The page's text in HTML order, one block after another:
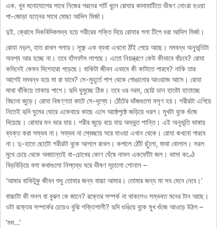
এক. খুব মনোযোগের সাথে নিজের পরনের শার্ট খুলে রোযার কাদামাটিতে ভীষণ নোংরা হওয়া
পা-জোড়া যত্নের সাথে মোছা আদিল মির্জা।
দুই. ক্রোধে দিকবিদিকশুন্য হয়ে শরীরের শক্তি দিয়ে রোযার গলা টিপে ধরা আদিল মির্জা।
রোযা নড়ল, হাত রাখল গলায়। সূক্ষ্ণ এক ব্যথা এখনো ঠাঁই পেয়ে আছে। দমবন্ধ অনুভূতিটা
অবশ্য আর হচ্ছে না। তবে হাঁসফাঁস লাগছে। এতো নিয়ন্ত্রণে কেউ কীভাবে বাঁচবে? রোযা
কদিনেই কেমন দিশেহারা পড়েছে। বাকিটা জীবন এভাবে কী কাটাতে পারবে? নাকি তার
আগেই দমবন্ধ হয়ে মা রা যাবে? সে-মুহূর্তে পাশ থেকে গোঙানোর আওয়াজ আসে। রোযা
মাথা বাঁকিয়ে তাকায় পাশে। হৃদি ঘুমুচ্ছে ঠিক। তবে ওর নরম, ছোট্ট ডান হাতটা হাতাচ্ছে
বিছানা জুড়ে। রোযা বিষণ্ণতা কাটে সে-দৃশ্যে। ঠোঁটের ভাঁজগুলো মসৃণ হয়। শরীরটা এগিয়ে
নিতেই হৃদি ঘুমের ঘোরে একেবারে কাছে এসে আষ্ঠেপৃষ্ঠে জড়িয়ে ধরল। মুখটা বুকে গুঁজে
দিয়েছে। রোযার মন ভরে যায়। শরীর জুড়ে বয়ে যায় অদ্ভুত শান্তি। এই অনুভূতি ভাষায়
ব্যক্ত করা সম্ভব না। সম্ভব না স্বেচ্ছায় সরে যাওয়া এখান থেকে। রোযা কখনো পারবে
না। দু-হাতে ছোটো শরীরটা বুকে আগলে রাখল। কপালে ঠোঁট ছুঁলো, মাথা বোলাল। সরল
মুখে চেয়ে থেকে অজান্তেই বা-চোখের কোণ ঘেঁষে নামল একফোঁটা জল। ভাসা কণ্ঠে
বিড়বিড়িয়ে বলা কথাগুলো নিস্তব্ধ ঘরে ভীষণ সূচালো শোনাল –
‘আমার বাকিটুকু জীবন শুধু তোমার জন্য বাচ্চা আমার। তোমার জন্য মা সব মেনে নেবে।’
বাচ্চাটা কী শুনল বা বুঝল কে জানে? রক্তের সম্পর্ক না থাকলেও সম্ভবত মনের টান আছে।
ওটা রক্তের সম্পর্কের চেয়েও বুঝি শক্তিশালী? হৃদি গুঙিয়ে বুকে মুখ গুঁজে আওড়ে উঠল –
‘মম…’